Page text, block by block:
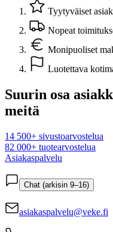
Tyytyväiset
Nopeat
Monipuoliset
Luotettava
Suurin osa
meitä
14 500+ sivustoarvostelua
82 000+ tuotearvostelua
Asiakaspalvelu
Chat (arkisin 9–16)
asiakaspalvelu@veke.fi